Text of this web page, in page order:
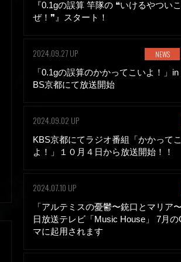
『0.1gの誤算 竿隊の ❝いけるやつい
ぜ！❞』スタート！
2024.09.27 UP NEWS
「0.1gの誤算のかかってこいよ！」
BS京都にて放送開始
2024.09.02 UP
KBS京都にてラジオ番組「かかって
よ！」１０月４日から放送開始！！
2024.07.10 UP
「アルテミスの憂鬱〜銃口とマリア
日放送テレビ「Music House」 7月の
マに起用されます